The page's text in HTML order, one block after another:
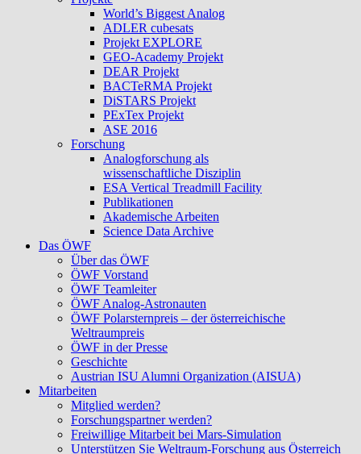
World’s Biggest Analog
ADLER cubesats
Projekt EXPLORE
GEO-Academy Projekt
DEAR Projekt
BACTeRMA Projekt
DiSTARS Projekt
PExTex Projekt
ASE 2016
Forschung
Analogforschung als
wissenschaftliche Disziplin
ESA Vertical Treadmill Facility
Publikationen
Akademische Arbeiten
Science Data Archive
Das ÖWF
Über das ÖWF
ÖWF Vorstand
ÖWF Teamleiter
ÖWF Analog-Astronauten
ÖWF Polarsternpreis – der österreichische
Weltraumpreis
ÖWF in der Presse
Geschichte
Austrian ISU Alumni Organization (AISUA)
Mitarbeiten
Mitglied werden?
Forschungspartner werden?
Freiwillige Mitarbeit bei Mars-Simulation
Unterstützen Sie Weltraum-Forschung aus Österreich